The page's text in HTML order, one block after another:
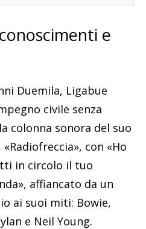
e
Duemila, Ligabue
civile senza
colonna sonora del suo
con «Ho
in circolo il tuo
affiancato da un
ai suoi miti: Bowie,
e Neil Young.